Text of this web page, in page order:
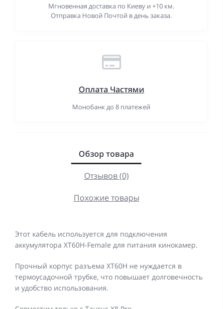
Мгновенная доставка по Киеву и +10 км.
Отправка Новой Почтой в день заказа.
Оплата Частями
Монобанк до 8 платежей
Обзор товара
Отзывов (0)
Похожие товары
Этот кабель используется для подключения
аккумулятора XT60H-Female для питания кинокамер.
Прочный корпус разъема XT60H не нуждается в
термоусадочной трубке, что повышает долговечность
и удобство использования.